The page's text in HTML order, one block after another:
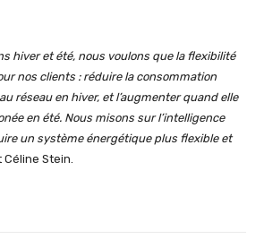
hiver et été, nous voulons que la flexibilité
nos clients : réduire la consommation
réseau en hiver, et l’augmenter quand elle
en été. Nous misons sur l’intelligence
un système énergétique plus flexible et
Céline Stein.